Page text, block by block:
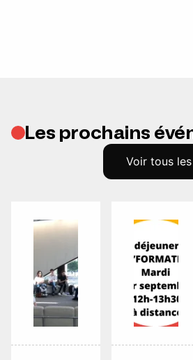
Les prochains
Voir tous